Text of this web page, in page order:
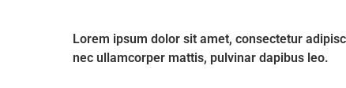
Lorem ipsum dolor sit amet, consectetur
nec ullamcorper mattis, pulvinar dapibus leo.